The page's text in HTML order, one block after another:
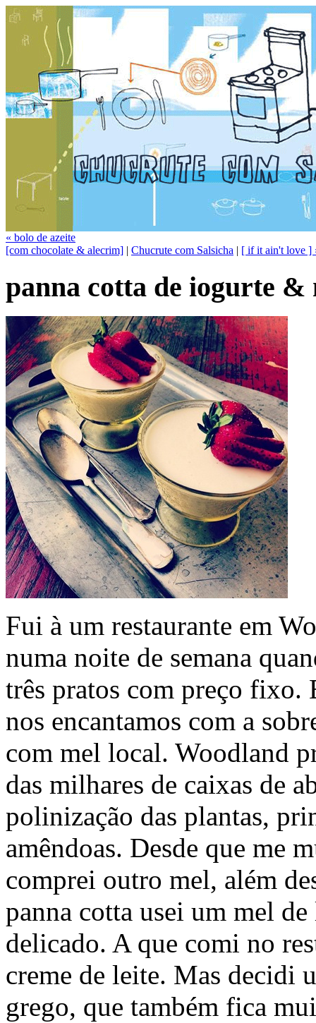
« bolo de azeite
[com chocolate & alecrim] | Chucrute com Salsicha | [ if it ain't love ]
panna cotta de iogurte &
Fui à um restaurante em
numa noite de semana
três pratos com preço fixo.
nos encantamos com a
com mel local. Woodland
das milhares de caixas de
polinização das plantas,
amêndoas. Desde que me
comprei outro mel, além
panna cotta usei um mel
delicado. A que comi no
creme de leite. Mas decidi
grego, que também fica